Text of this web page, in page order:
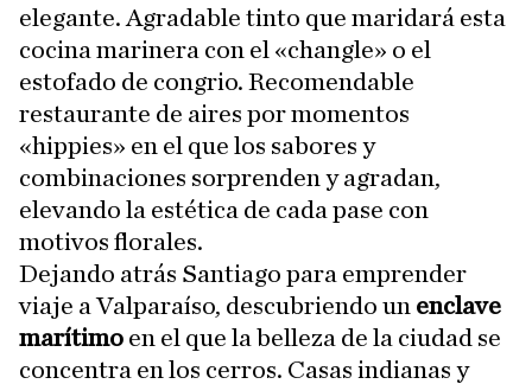
elegante. Agradable tinto que maridará esta
cocina marinera con el «changle» o el
estofado de congrio. Recomendable
restaurante de aires por momentos
«hippies» en el que los sabores y
combinaciones sorprenden y agradan,
elevando la estética de cada pase con
motivos florales.
Dejando atrás Santiago para emprender
viaje a Valparaíso, descubriendo un enclave
marítimo en el que la belleza de la ciudad se
concentra en los cerros. Casas indianas y